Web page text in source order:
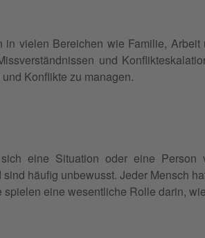
vielen Bereichen wie Familie,
und
Konflikte zu managen.
eine Situation oder eine
häufig unbewusst. Jeder Mensch
eine wesentliche Rolle darin,